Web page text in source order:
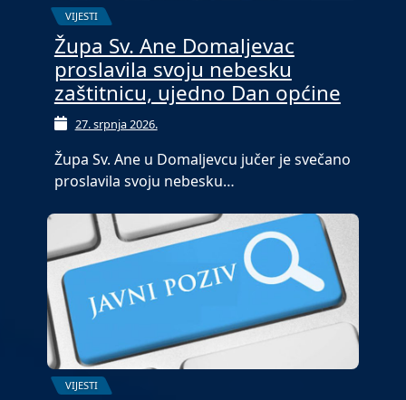
VIJESTI
Župa Sv. Ane Domaljevac
proslavila svoju nebesku
zaštitnicu, ujedno Dan općine
27. srpnja 2026.
Župa Sv. Ane u Domaljevcu jučer je svečano
proslavila svoju nebesku…
VIJESTI